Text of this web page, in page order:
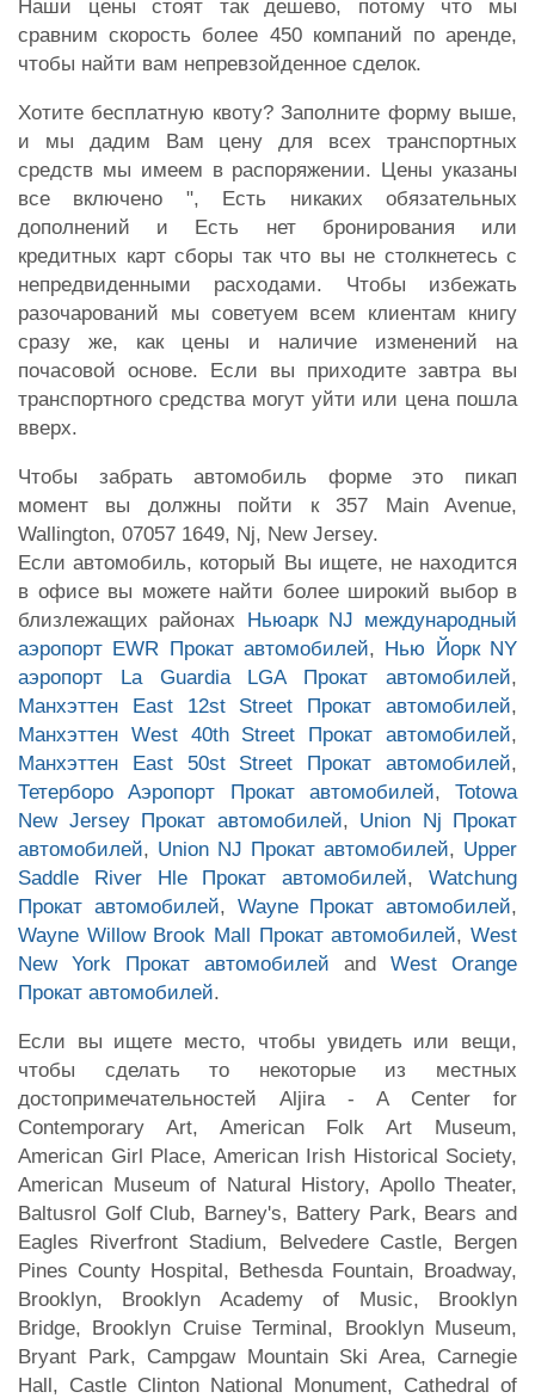
Наши цены стоят так дешево, потому что мы
сравним скорость более 450 компаний по аренде,
чтобы найти вам непревзойденное сделок.
Хотите бесплатную квоту? Заполните форму выше,
и мы дадим Вам цену для всех транспортных
средств мы имеем в распоряжении. Цены указаны
все включено ", Есть никаких обязательных
дополнений и Есть нет бронирования или
кредитных карт сборы так что вы не столкнетесь с
непредвиденными расходами. Чтобы избежать
разочарований мы советуем всем клиентам книгу
сразу же, как цены и наличие изменений на
почасовой основе. Если вы приходите завтра вы
транспортного средства могут уйти или цена пошла
вверх.
Чтобы забрать автомобиль форме это пикап
момент вы должны пойти к 357 Main Avenue,
Wallington, 07057 1649, Nj, New Jersey.
Если автомобиль, который Вы ищете, не находится
в офисе вы можете найти более широкий выбор в
близлежащих районах Ньюарк NJ международный
аэропорт EWR Прокат автомобилей, Нью Йорк NY
аэропорт La Guardia LGA Прокат автомобилей,
Манхэттен East 12st Street Прокат автомобилей,
Манхэттен West 40th Street Прокат автомобилей,
Манхэттен East 50st Street Прокат автомобилей,
Тетерборо Аэропорт Прокат автомобилей, Totowa
New Jersey Прокат автомобилей, Union Nj Прокат
автомобилей, Union NJ Прокат автомобилей, Upper
Saddle River Hle Прокат автомобилей,Watchung
Прокат автомобилей, Wayne Прокат автомобилей,
Wayne Willow Brook Mall Прокат автомобилей,West
New York Прокат автомобилей and West Orange
Прокат автомобилей.
Если вы ищете место, чтобы увидеть или вещи,
чтобы сделать то некоторые из местных
достопримечательностей Aljira - A Center for
Contemporary Art, American Folk Art Museum,
American Girl Place, American Irish Historical Society,
American Museum of Natural History, Apollo Theater,
Baltusrol Golf Club, Barney's, Battery Park, Bears and
Eagles Riverfront Stadium, Belvedere Castle, Bergen
Pines County Hospital, Bethesda Fountain, Broadway,
Brooklyn, Brooklyn Academy of Music, Brooklyn
Bridge, Brooklyn Cruise Terminal, Brooklyn Museum,
Bryant Park, Campgaw Mountain Ski Area, Carnegie
Hall, Castle Clinton National Monument, Cathedral of